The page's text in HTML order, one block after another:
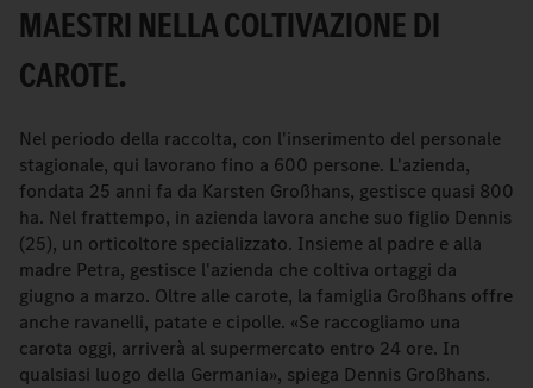
MAESTRI NELLA COLTIVAZIONE DI
CAROTE.
Nel periodo della raccolta, con l'inserimento del personale
stagionale, qui lavorano fino a 600 persone. L'azienda,
fondata 25 anni fa da Karsten Großhans, gestisce quasi 800
ha. Nel frattempo, in azienda lavora anche suo figlio Dennis
(25), un orticoltore specializzato. Insieme al padre e alla
madre Petra, gestisce l'azienda che coltiva ortaggi da
giugno a marzo. Oltre alle carote, la famiglia Großhans offre
anche ravanelli, patate e cipolle. «Se raccogliamo una
carota oggi, arriverà al supermercato entro 24 ore. In
qualsiasi luogo della Germania», spiega Dennis Großhans.